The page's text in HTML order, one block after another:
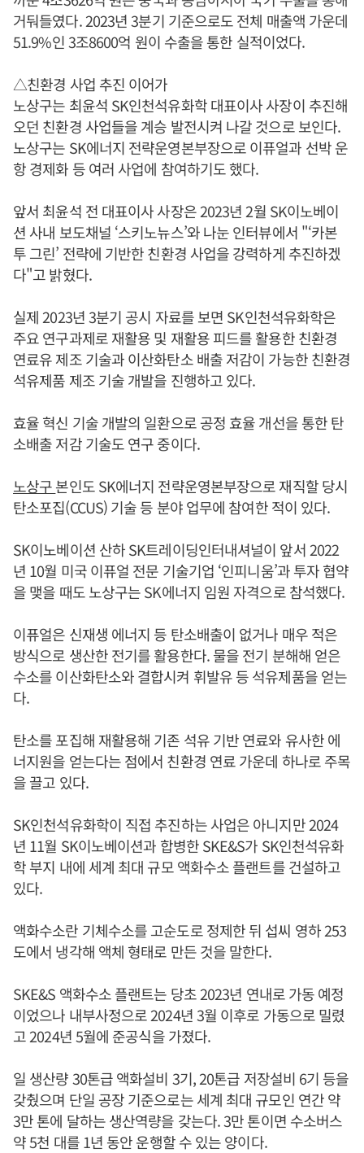
거둬들였다. 2023년 3분기 기준으로도 전체 매출액 가운데
51.9%인 3조8600억 원이 수출을 통한 실적이었다.
△친환경 사업 추진 이어가
노상구는 최윤석 SK인천석유화학 대표이사 사장이 추진해
오던 친환경 사업들을 계승 발전시켜 나갈 것으로 보인다.
노상구는 SK에너지 전략운영본부장으로 이퓨얼과 선박 운
항 경제화 등 여러 사업에 참여하기도 했다.
앞서 최윤석 전 대표이사 사장은 2023년 2월 SK이노베이
션 사내 보도채널 ‘스키노뉴스’와 나눈 인터뷰에서 "‘카본
투 그린’ 전략에 기반한 친환경 사업을 강력하게 추진하겠
다"고 밝혔다.
실제 2023년 3분기 공시 자료를 보면 SK인천석유화학은
주요 연구과제로 재활용 및 재활용 피드를 활용한 친환경
연료유 제조 기술과 이산화탄소 배출 저감이 가능한 친환경
석유제품 제조 기술 개발을 진행하고 있다.
효율 혁신 기술 개발의 일환으로 공정 효율 개선을 통한 탄
소배출 저감 기술도 연구 중이다.
노상구본인도 SK에너지 전략운영본부장으로 재직할 당시
탄소포집(CCUS) 기술 등 분야 업무에 참여한 적이 있다.
SK이노베이션 산하 SK트레이딩인터내셔널이 앞서 2022
년 10월 미국 이퓨얼 전문 기술기업 ‘인피니움’과 투자 협약
을 맺을 때도 노상구는 SK에너지 임원 자격으로 참석했다.
이퓨얼은 신재생 에너지 등 탄소배출이 없거나 매우 적은
방식으로 생산한 전기를 활용한다. 물을 전기 분해해 얻은
수소를 이산화탄소와 결합시켜 휘발유 등 석유제품을 얻는
다.
탄소를 포집해 재활용해 기존 석유 기반 연료와 유사한 에
너지원을 얻는다는 점에서 친환경 연료 가운데 하나로 주목
을 끌고 있다.
SK인천석유화학이 직접 추진하는 사업은 아니지만 2024
년 11월 SK이노베이션과 합병한 SKE&S가 SK인천석유화
학 부지 내에 세계 최대 규모 액화수소 플랜트를 건설하고
있다.
액화수소란 기체수소를 고순도로 정제한 뒤 섭씨 영하 253
도에서 냉각해 액체 형태로 만든 것을 말한다.
SKE&S 액화수소 플랜트는 당초 2023년 연내로 가동 예정
이었으나 내부사정으로 2024년 3월 이후로 가동으로 밀렸
고 2024년 5월에 준공식을 가졌다.
일 생산량 30톤급 액화설비 3기, 20톤급 저장설비 6기 등을
갖췄으며 단일 공장 기준으로는 세계 최대 규모인 연간 약
3만 톤에 달하는 생산역량을 갖는다. 3만 톤이면 수소버스
약 5천 대를 1년 동안 운행할 수 있는 양이다.